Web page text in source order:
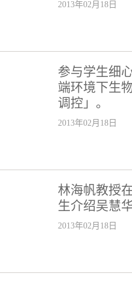
2013年02月18日
参与学生细
端环境下生
调控」。
2013年02月18日
林海帆教授
生介绍吴慧
2013年02月18日